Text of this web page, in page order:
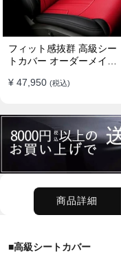
フィット感抜群 高級シー
トカバー オーダーメイド
全席セット
¥ 47,950 (税込)
商品詳細
■高級シートカバー